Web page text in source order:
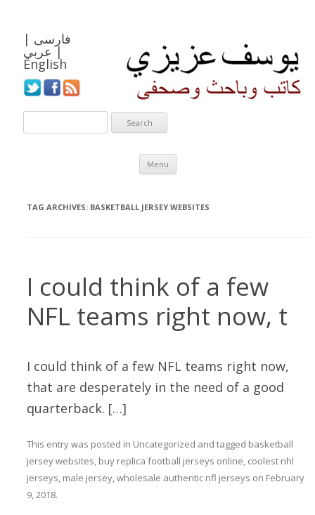
فارسی |
عربي |
English
Menu
Skip to content
TAG ARCHIVES: BASKETBALL JERSEY WEBSITES
I could think of a few
NFL teams right now, t
I could think of a few NFL teams right now,
that are desperately in the need of a good
quarterback. […]
This entry was posted in Uncategorized and tagged basketball
jersey websites, buy replica football jerseys online, coolest nhl
jerseys, male jersey,wholesale authentic nfl jerseys on February
9, 2018.